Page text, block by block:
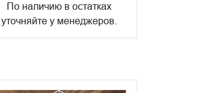
По наличию в остатках
уточняйте у менеджеров.